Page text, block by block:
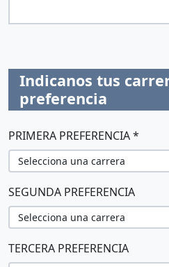
Indicanos tus
preferencia
PRIMERA PREFERENCIA *
SEGUNDA PREFERENCIA
TERCERA PREFERENCIA